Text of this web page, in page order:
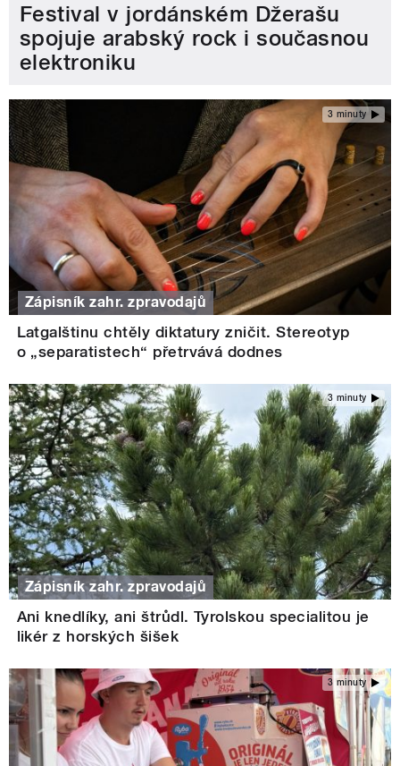
Festival v jordánském Džerašu
spojuje arabský rock i současnou
elektroniku
3 minuty
Zápisník zahr. zpravodajů
Latgalštinu chtěly diktatury zničit. Stereotyp
o „separatistech“ přetrvává dodnes
3 minuty
Zápisník zahr. zpravodajů
Ani knedlíky, ani štrůdl. Tyrolskou specialitou je
likér z horských šišek
3 minuty